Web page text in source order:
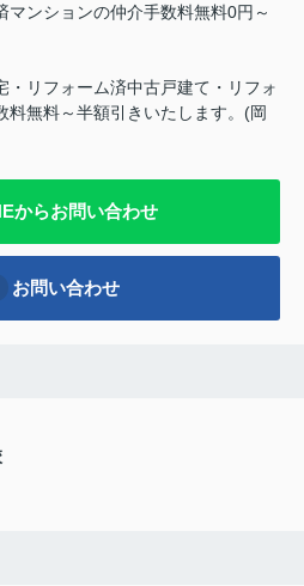
マンションの仲介手数料無料0円～
・リフォーム済中古戸建て・リフォ
料無料～半額引きいたします。(岡
からお問い合わせ
お問い合わせ